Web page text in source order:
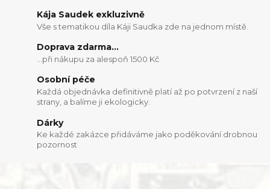
Kája Saudek exkluzivně
Vše s tematikou díla Káji Saudka zde na jednom místě.
Doprava zdarma...
...při nákupu za alespoň 1500 Kč
Osobní péče
Každá objednávka definitivně platí až po potvrzení z naší
strany, a balíme ji ekologicky.
Dárky
Ke každé zakázce přidáváme jako poděkování drobnou
pozornost